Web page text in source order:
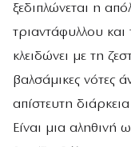
ξεδιπλώνεται η
τριαντάφυλλου
κλειδώνει με τη
βαλσάμικες νότες
απίστευτη
Είναι μια